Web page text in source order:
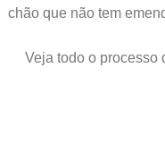
chão que não tem
Veja todo o processo